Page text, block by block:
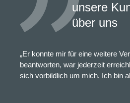
unsere
über uns
„Er konnte mir für eine weitere
beantworten, war jederzeit
sich vorbildlich um mich. Ich bin